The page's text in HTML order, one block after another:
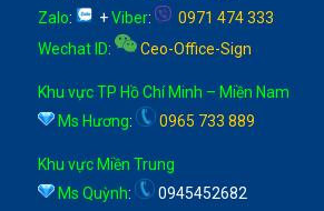
Zalo: +Viber:
0971 474 333
Wechat ID: Ceo-Office-Sign
Khu vực TP Hồ Chí Minh – Miền Nam
Ms Hương: 0965 733 889
Khu vực Miền Trung
Ms Quỳnh: 0945452682